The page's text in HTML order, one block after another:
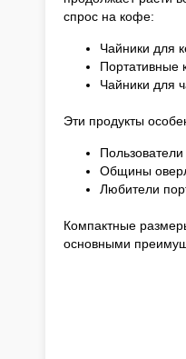
спрос на кофе:
Чайники для
Портативные
Чайники для
Эти продукты
Пользователи
Общины
Любители
Компактные
основными